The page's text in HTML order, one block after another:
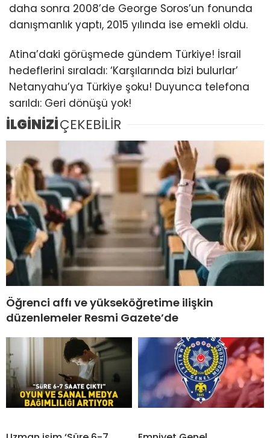
daha sonra 2008’de George Soros’un fonunda
danışmanlık yaptı, 2015 yılında ise emekli oldu.
Atina’daki görüşmede gündem Türkiye! İsrail
hedeflerini sıraladı: ‘Karşılarında bizi bulurlar’
Netanyahu’ya Türkiye şoku! Duyunca telefona
sarıldı: Geri dönüşü yok!
İLGİNİZİÇEKEBİLİR
Öğrenci affı ve yükseköğretime ilişkin
düzenlemeler Resmi Gazete’de